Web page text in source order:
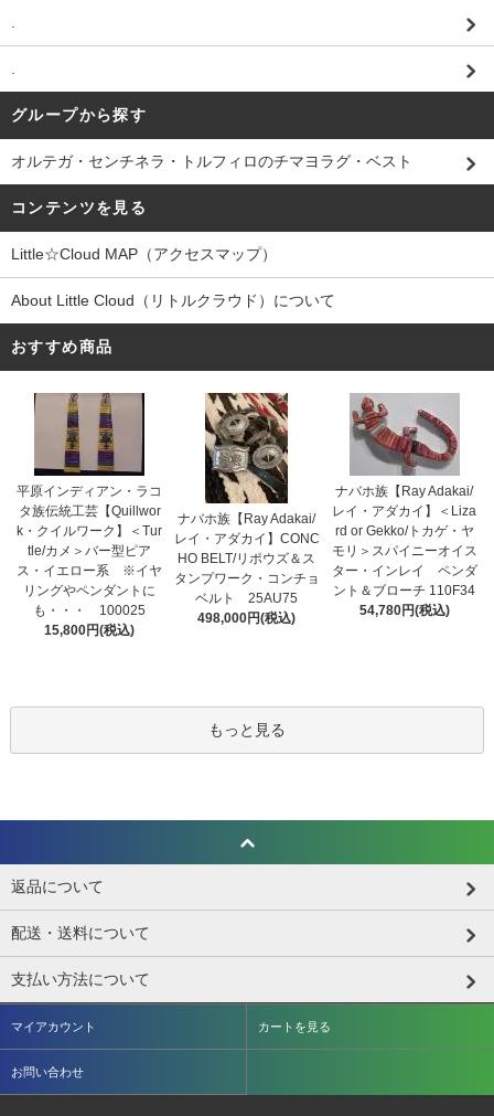
グループから探す
オルテガ・センチネラ・トルフィロのチマヨラグ・ベスト
コンテンツを見る
Little☆Cloud MAP（アクセスマップ）
About Little Cloud（リトルクラウド）について
おすすめ商品
平原インディアン・ラコ
タ族伝統工芸【Quillwor
k・クイルワーク】＜Tur
tle/カメ＞バー型ピア
ス・イエロー系 ※イヤ
リングやペンダントに
も・・・ 100025
15,800円(税込)
ナバホ族【Ray Adakai/
レイ・アダカイ】CONC
HO BELT/リポウズ＆ス
タンプワーク・コンチョ
ベルト 25AU75
498,000円(税込)
ナバホ族【Ray Adakai/
レイ・アダカイ】＜Liza
rd or Gekko/トカゲ・ヤ
モリ＞スパイニーオイス
ター・インレイ ペンダ
ント＆ブローチ 110F34
54,780円(税込)
もっと見る
返品について
配送・送料について
支払い方法について
マイアカウント カートを見る
お問い合わせ